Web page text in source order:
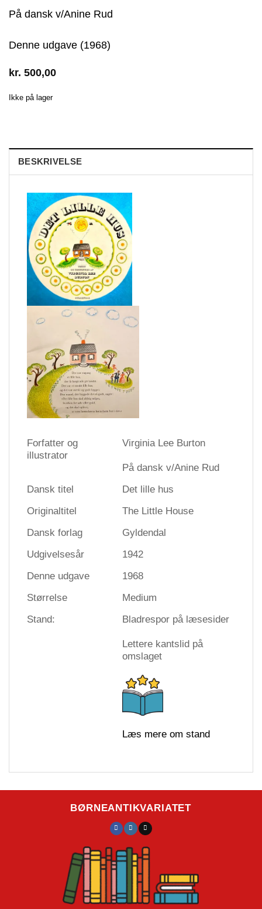
På dansk v/Anine Rud
Denne udgave (1968)
kr. 500,00
Ikke på lager
BESKRIVELSE
Forfatter og
illustrator
Virginia Lee Burton
På dansk v/Anine Rud
Dansk titel
Det lille hus
Originaltitel
The Little House
Dansk forlag
Gyldendal
Udgivelsesår
1942
Denne udgave
1968
Størrelse
Medium
Stand:
Bladrespor på læsesider
Lettere kantslid på
omslaget
Læs mere om stand
BØRNEANTIKVARIATET